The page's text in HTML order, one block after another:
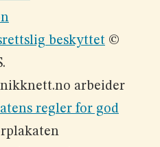
beskyttet©
arbeider
regler for god